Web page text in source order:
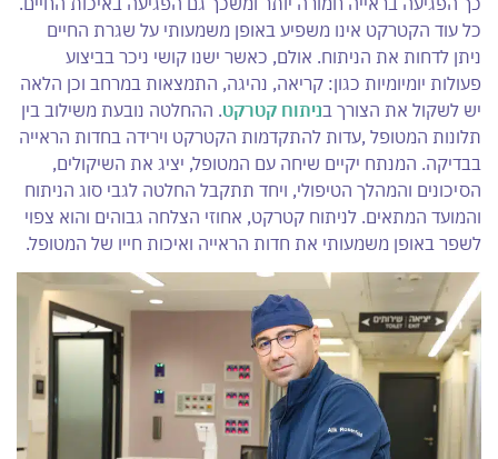
כל עוד הקטרקט אינו משפיע באופן משמעותי על שגרת החיים
ניתן לדחות את הניתוח. אולם, כאשר ישנו קושי ניכר בביצוע
פעולות יומיומיות כגון: קריאה, נהיגה, התמצאות במרחב וכן הלאה
יש לשקול את הצורך בניתוח קטרקט. ההחלטה נובעת משילוב בין
תלונות המטופל ,עדות להתקדמות הקטרקט וירידה בחדות הראייה
בבדיקה. המנתח יקיים שיחה עם המטופל, יציג את השיקולים,
הסיכונים והמהלך הטיפולי, ויחד תתקבל החלטה לגבי סוג הניתוח
והמועד המתאים. לניתוח קטרקט, אחוזי הצלחה גבוהים והוא צפוי
לשפר באופן משמעותי את חדות הראייה ואיכות חייו של המטופל.